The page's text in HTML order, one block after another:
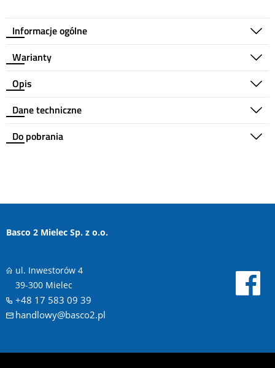
Informacje ogólne
Warianty
Opis
Dane techniczne
Do pobrania
Basco 2 Mielec Sp. z o.o.
ul. Inwestorów 4
39-300 Mielec
+48 17 583 09 39
handlowy@basco2.pl